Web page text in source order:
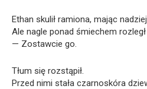
Ethan skulił ramiona, mając
Ale nagle ponad śmiechem
— Zostawcie go.
Tłum się rozstąpił.
Przed nimi stała czarnoskóra